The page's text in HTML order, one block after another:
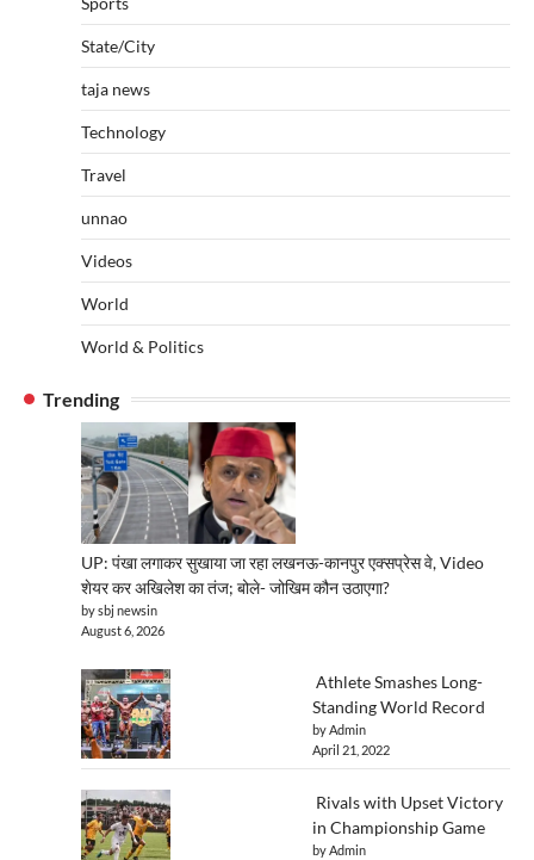
State/City
taja news
Technology
Travel
unnao
Videos
World
World & Politics
Trending
UP: पंखा लगाकर सुखाया जा रहा लखनऊ-कानपुर एक्सप्रेस वे, Video
शेयर कर अखिलेश का तंज; बोले- जोखिम कौन उठाएगा?
by sbj newsin
August 6, 2026
Athlete Smashes Long-
Standing World Record
by Admin
April 21, 2022
Rivals with Upset Victory
in Championship Game
by Admin